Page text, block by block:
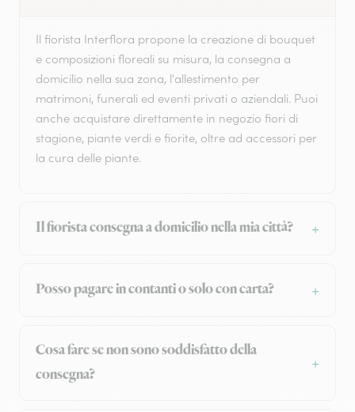
Il fiorista Interflora propone la creazione di bouquet
e composizioni floreali su misura, la consegna a
domicilio nella sua zona, l'allestimento per
matrimoni, funerali ed eventi privati o aziendali. Puoi
anche acquistare direttamente in negozio fiori di
stagione, piante verdi e fiorite, oltre ad accessori per
la cura delle piante.
Il fiorista consegna a domicilio nella mia città?
Posso pagare in contanti o solo con carta?
Cosa fare se non sono soddisfatto della
consegna?